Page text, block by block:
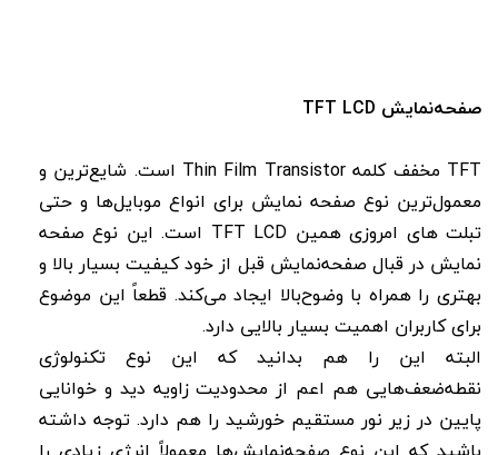
صفحه‌نمایش TFT LCD
TFT مخفف کلمه Thin Film Transistor است. شایع‌ترین و
معمول‌ترین نوع صفحه‌ نمایش برای انواع موبایل‌ها و حتی
تبلت های امروزی همین TFT LCD است. این نوع صفحه‌
نمایش در قبال صفحه‌نمایش قبل از خود کیفیت بسیار بالا و
بهتری را همراه با وضوح‌بالا ایجاد می‌کند. قطعاً این موضوع
برای کاربران اهمیت بسیار بالایی دارد.
البته این را هم بدانید که این نوع تکنولوژی
نقطه‌ضعف‌هایی هم اعم از محدودیت زاویه دید و خوانایی
پایین در زیر نور مستقیم خورشید را هم دارد. توجه داشته